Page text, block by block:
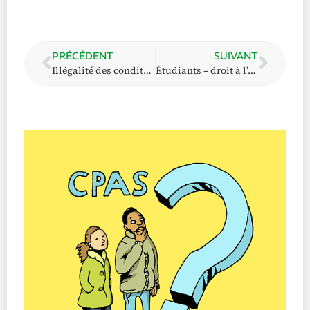
PRÉCÉDENT
Illégalité des conditions supplémentaires imposées par les CPAS
SUIVANT
Étudiants – droit à l’aide sociale – disposition au travail